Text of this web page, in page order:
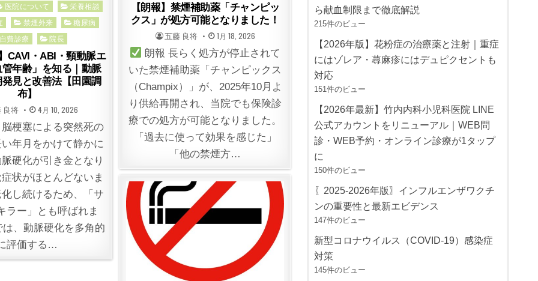
医院について
栄養相談
禁煙外来
糖尿病
自費診療
院長
CAVI・ABI・頸動脈エ
年齢」を知る｜動脈
見と改善法【田園調
布】
良将 POSTED
ON
4月 10, 2026
梗塞による突然死の
年月をかけて静かに
硬化が引き金となり
状がほとんどないま
し続けるため、「サ
ラー」とも呼ばれま
、動脈硬化を多角的
評価する…
【朗報】禁煙補助薬「チャンピッ
クス」が処方可能となりました！
POSTED
BY
五藤 良将 POSTED
ON
1月 18, 2026
朗報 長らく処方が停止されて
いた禁煙補助薬「チャンピックス
（Champix）」が、2025年10月よ
り供給再開され、当院でも保険診
療での処方が可能となりました。
「過去に使って効果を感じた」
「他の禁煙方…
ら献血制限まで徹底解説
215件のビュー
【2026年版】花粉症の治療薬と注射｜重症
にはゾレア・蕁麻疹にはデュピクセントも
対応
151件のビュー
【2026年最新】竹内内科小児科医院 LINE
公式アカウントをリニューアル｜WEB問
診・WEB予約・オンライン診療が1タップ
に
150件のビュー
〖2025-2026年版〗インフルエンザワクチ
ンの重要性と最新エビデンス
147件のビュー
新型コロナウイルス（COVID-19）感染症
対策
145件のビュー